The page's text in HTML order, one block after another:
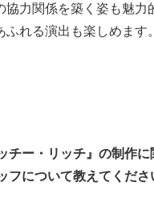
協力関係を築く姿も魅力
ふれる演出も楽しめます。
チー・リッチ』の制作に
フについて教えてくださ